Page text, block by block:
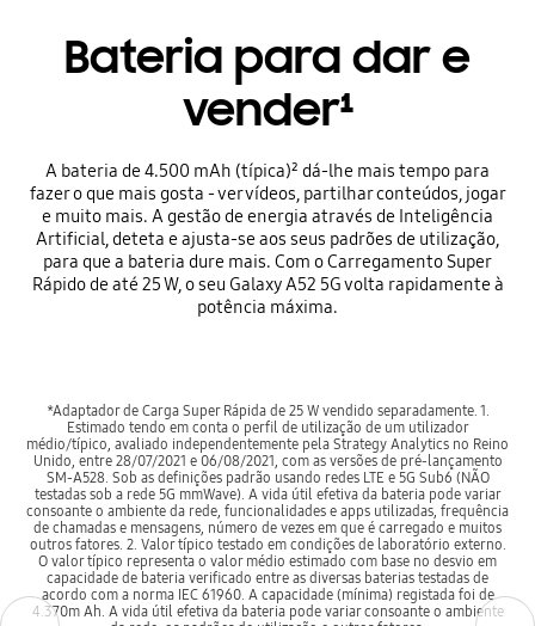
Bateria para dar e
vender¹
A bateria de 4.500 mAh (típica)² dá-lhe mais tempo para
fazer o que mais gosta - ver vídeos, partilhar conteúdos, jogar
e muito mais. A gestão de energia através de Inteligência
Artificial, deteta e ajusta-se aos seus padrões de utilização,
para que a bateria dure mais. Com o Carregamento Super
Rápido de até 25 W, o seu Galaxy A52 5G volta rapidamente à
potência máxima.
*Adaptador de Carga Super Rápida de 25 W vendido separadamente. 1.
Estimado tendo em conta o perfil de utilização de um utilizador
médio/típico, avaliado independentemente pela Strategy Analytics no Reino
Unido, entre 28/07/2021 e 06/08/2021, com as versões de pré-lançamento
SM-A528. Sob as definições padrão usando redes LTE e 5G Sub6 (NÃO
testadas sob a rede 5G mmWave). A vida útil efetiva da bateria pode variar
consoante o ambiente da rede, funcionalidades e apps utilizadas, frequência
de chamadas e mensagens, número de vezes em que é carregado e muitos
outros fatores. 2. Valor típico testado em condições de laboratório externo.
O valor típico representa o valor médio estimado com base no desvio em
capacidade de bateria verificado entre as diversas baterias testadas de
acordo com a norma IEC 61960. A capacidade (mínima) registada foi de
4.370m Ah. A vida útil efetiva da bateria pode variar consoante o ambiente